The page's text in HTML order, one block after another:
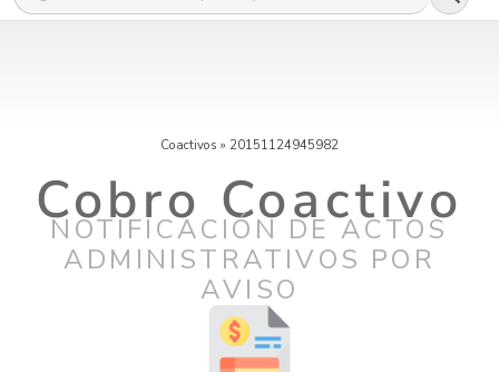
Coactivos » 20151124945982
Cobro Coactivo
NOTIFICACIÓN DE ACTOS
ADMINISTRATIVOS POR
AVISO